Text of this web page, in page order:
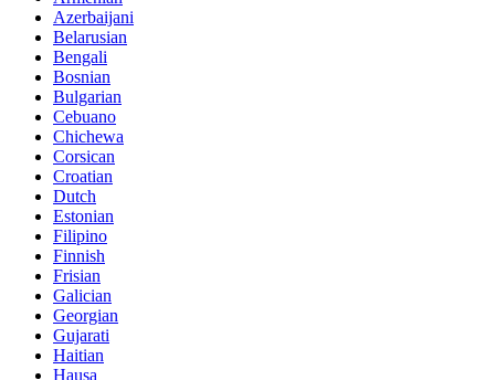
Azerbaijani
Belarusian
Bengali
Bosnian
Bulgarian
Cebuano
Chichewa
Corsican
Croatian
Dutch
Estonian
Filipino
Finnish
Frisian
Galician
Georgian
Gujarati
Haitian
Hausa